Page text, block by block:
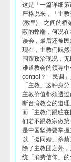
这是「一篇详细
严格说来，「主
(教皇)」之间的桥
蔽的弊端，何况
误会，最后还被
现在，主教们既
围跟政治现况，
难道教会的领导
control？「民调
「主教」这种身
主教价值都须透
断台湾教会的道理
而「主教们跟驻
们若不跟教宗做
是中国坚持要掌
以「挺同婚」杀
除了主教团之外
统「消费信仰」的